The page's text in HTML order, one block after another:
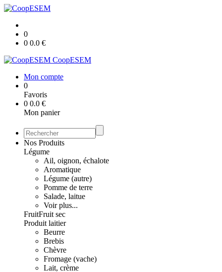
0
0 0.0 €
CoopESEM
Mon compte
0
Favoris
0 0.0 €
Mon panier
Nos Produits
Légume
Ail, oignon, échalote
Aromatique
Légume (autre)
Pomme de terre
Salade, laitue
Voir plus...
FruitFruit sec
Produit laitier
Beurre
Brebis
Chèvre
Fromage (vache)
Lait, crème